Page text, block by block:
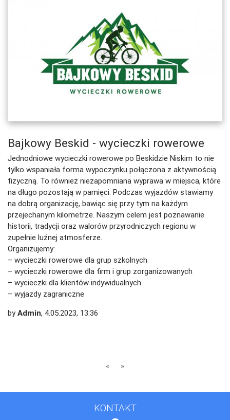
Bajkowy Beskid - wycieczki rowerowe
Jednodniowe wycieczki rowerowe po Beskidzie Niskim to nie
tylko wspaniała forma wypoczynku połączona z aktywnością
fizyczną. To również niezapomniana wyprawa w miejsca, które
na długo pozostają w pamięci. Podczas wyjazdów stawiamy
na dobrą organizację, bawiąc się przy tym na każdym
przejechanym kilometrze. Naszym celem jest poznawanie
historii, tradycji oraz walorów przyrodniczych regionu w
zupełnie luźnej atmosferze.
Organizujemy:
– wycieczki rowerowe dla grup szkolnych
– wycieczki rowerowe dla firm i grup zorganizowanych
– wycieczki dla klientów indywidualnych
– wyjazdy zagraniczne
byAdmin, 4.05.2023, 13:36
« Poprzednia
»Następna
KONTAKT